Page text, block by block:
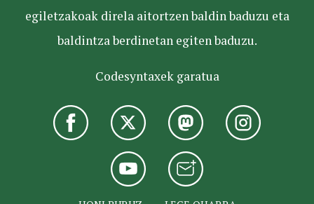
egiletzakoak direla aitortzen baldin baduzu eta
baldintza berdinetan egiten baduzu.
Codesyntaxek garatua